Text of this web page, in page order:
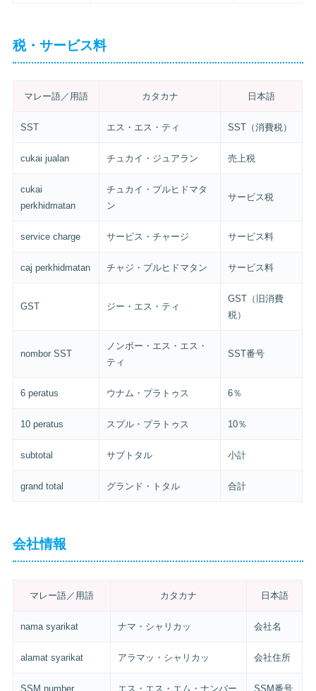
税・サービス料
マレー語／用語 カタカナ 日本語
SST エス・エス・ティ SST（消費税）
cukai jualan チュカイ・ジュアラン 売上税
cukai
perkhidmatan
チュカイ・プルヒドマタ
ン
サービス税
service charge サービス・チャージ サービス料
caj perkhidmatan チャジ・プルヒドマタン サービス料
GST ジー・エス・ティ
GST（旧消費
税）
nombor SST
ノンボー・エス・エス・
ティ
SST番号
6 peratus ウナム・プラトゥス 6％
10 peratus スプル・プラトゥス 10％
subtotal サブトタル 小計
grand total グランド・トタル 合計
会社情報
マレー語／用語 カタカナ 日本語
nama syarikat ナマ・シャリカッ 会社名
alamat syarikat アラマッ・シャリカッ 会社住所
SSM number エス・エス・エム・ナンバー SSM番号